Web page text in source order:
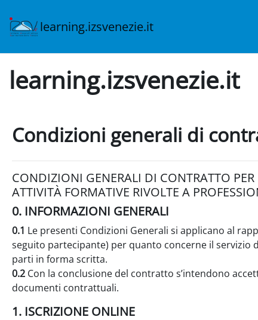
learning.izsvenezie.it
learning.izsvenezie.it
Condizioni generali di
CONDIZIONI GENERALI DI CONTRATTO PER
ATTIVITÀ FORMATIVE RIVOLTE A
0. INFORMAZIONI GENERALI
0.1 Le presenti Condizioni Generali si applicano al
seguito partecipante) per quanto concerne il
parti in forma scritta.
0.2 Con la conclusione del contratto s’intendono
documenti contrattuali.
1. ISCRIZIONE ONLINE